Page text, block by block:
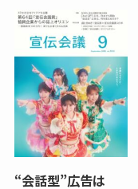
“会話型”広告は